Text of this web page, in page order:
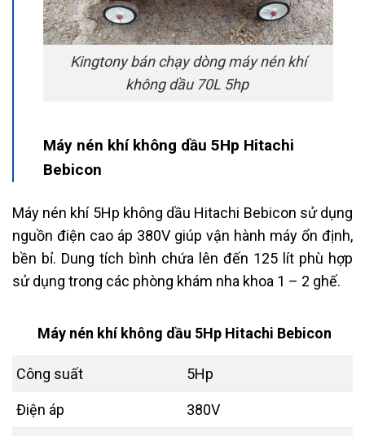
Kingtony bán chạy dòng máy nén khí
không dầu 70L 5hp
Máy nén khí không dầu 5Hp Hitachi
Bebicon
Máy nén khí 5Hp không dầu Hitachi Bebicon sử dụng
nguồn điện cao áp 380V giúp vận hành máy ổn định,
bền bỉ. Dung tích bình chứa lên đến 125 lít phù hợp
sử dụng trong các phòng khám nha khoa 1 – 2 ghế.
Máy nén khí không dầu 5Hp Hitachi Bebicon
Công suất 5Hp
Điện áp 380V